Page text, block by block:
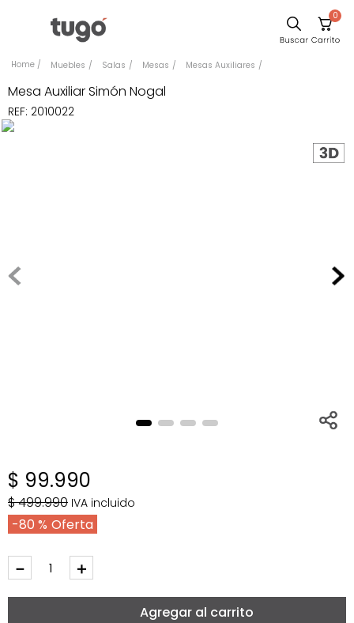
0
Muebles Salas Mesas Mesas Auxiliares
Mesa Auxiliar Simón Nogal
REF: 2010022
$ 99.990
$499.990 IVA incluido
80 %
＋
－
Agregar al carrito
Comedor
Silla